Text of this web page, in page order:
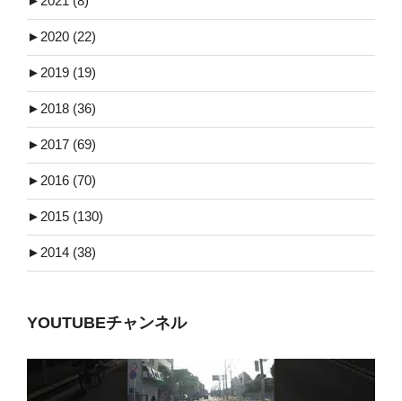
► 2020 (22)
► 2019 (19)
► 2018 (36)
► 2017 (69)
► 2016 (70)
► 2015 (130)
► 2014 (38)
YOUTUBEチャンネル